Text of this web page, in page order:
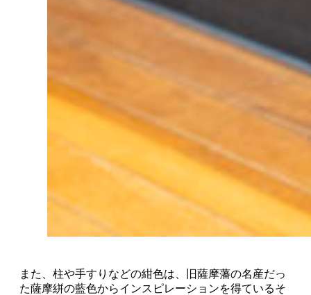
また、柱や手すりなどの紺色は、旧薩摩藩の名産だっ
た薩摩絣の藍色からインスピレーションを得ているそ